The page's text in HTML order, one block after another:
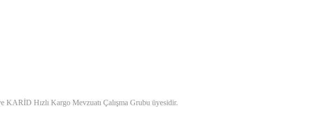
Hızlı Kargo Mevzuatı Çalışma Grubu üyesidir.